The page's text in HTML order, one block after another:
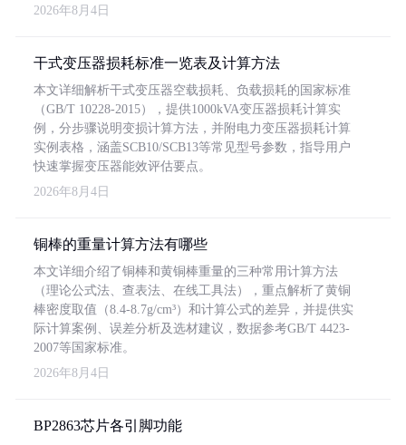
2026年8月4日
干式变压器损耗标准一览表及计算方法
本文详细解析干式变压器空载损耗、负载损耗的国家标准
（GB/T 10228-2015），提供1000kVA变压器损耗计算实
例，分步骤说明变损计算方法，并附电力变压器损耗计算
实例表格，涵盖SCB10/SCB13等常见型号参数，指导用户
快速掌握变压器能效评估要点。
2026年8月4日
铜棒的重量计算方法有哪些
本文详细介绍了铜棒和黄铜棒重量的三种常用计算方法
（理论公式法、查表法、在线工具法），重点解析了黄铜
棒密度取值（8.4-8.7g/cm³）和计算公式的差异，并提供实
际计算案例、误差分析及选材建议，数据参考GB/T 4423-
2007等国家标准。
2026年8月4日
BP2863芯片各引脚功能